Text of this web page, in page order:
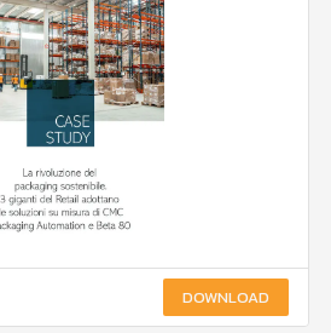
DOWNLOAD